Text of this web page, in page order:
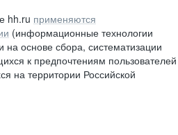
hh.ru применяются
(информационные технологии
основе сбора, систематизации
к предпочтениям пользователей
на территории Российской